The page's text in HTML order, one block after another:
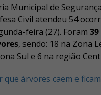
Municipal de
Civil atendeu 54
feira (27). Foram
, sendo: 18 na Zona
Sul e 6 na região
que árvores caem e